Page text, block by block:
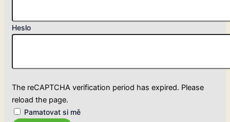
Heslo
The reCAPTCHA verification period has expired. Please
reload the page.
Pamatovat si mě